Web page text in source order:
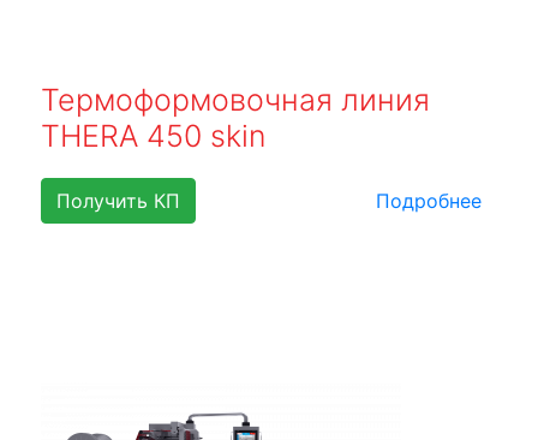
Термоформовочная линия
THERA 450 skin
Получить КП Подробнее